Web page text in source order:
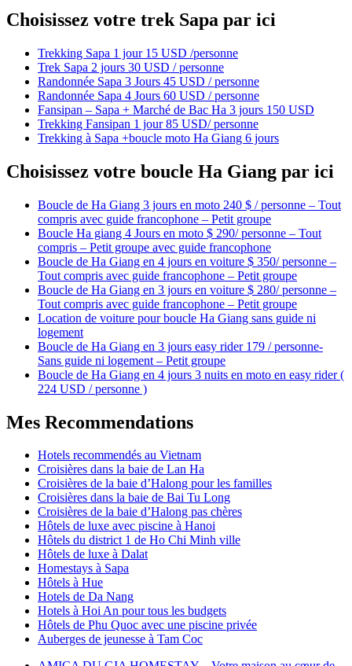
Choisissez votre trek Sapa par ici
Trekking Sapa 1 jour 15 USD /personne
Trek Sapa 2 jours 30 USD / personne
Randonnée Sapa 3 Jours 45 USD / personne
Randonnée Sapa 4 Jours 60 USD / personne
Fansipan – Sapa + Marché de Bac Ha 3 jours 150 USD
Trekking Fansipan 1 jour 85 USD/ personne
Trekking à Sapa +boucle moto Ha Giang 6 jours
Choisissez votre boucle Ha Giang par ici
Boucle de Ha Giang 3 jours en moto 240 $ / personne – Tout
compris avec guide francophone – Petit groupe
Boucle Ha giang 4 Jours en moto $ 290/ personne – Tout
compris – Petit groupe avec guide francophone
Boucle de Ha Giang en 4 jours en voiture $ 350/ personne –
Tout compris avec guide francophone – Petit groupe
Boucle de Ha Giang en 3 jours en voiture $ 280/ personne –
Tout compris avec guide francophone – Petit groupe
Location de voiture pour boucle Ha Giang sans guide ni
logement
Boucle de Ha Giang en 3 jours easy rider 179 / personne-
Sans guide ni logement – Petit groupe
Boucle de Ha Giang en 4 jours 3 nuits en moto en easy rider (
224 USD / personne )
Mes Recommendations
Hotels recommendés au Vietnam
Croisières dans la baie de Lan Ha
Croisières de la baie d’Halong pour les familles
Croisières dans la baie de Bai Tu Long
Croisières de la baie d’Halong pas chères
Hôtels de luxe avec piscine à Hanoi
Hôtels du district 1 de Ho Chi Minh ville
Hôtels de luxe à Dalat
Homestays à Sapa
Hôtels à Hue
Hotels de Da Nang
Hotels à Hoi An pour tous les budgets
Hôtels de Phu Quoc avec une piscine privée
Auberges de jeunesse à Tam Coc